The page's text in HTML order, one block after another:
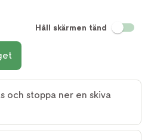
Håll skärmen tänd
och stoppa ner en skiva